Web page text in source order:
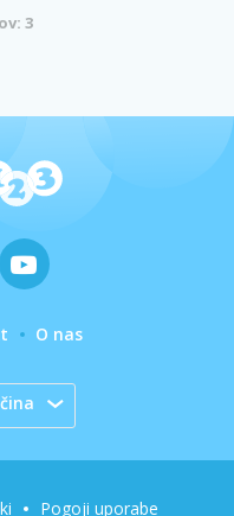
3
O nas
Pogoji uporabe